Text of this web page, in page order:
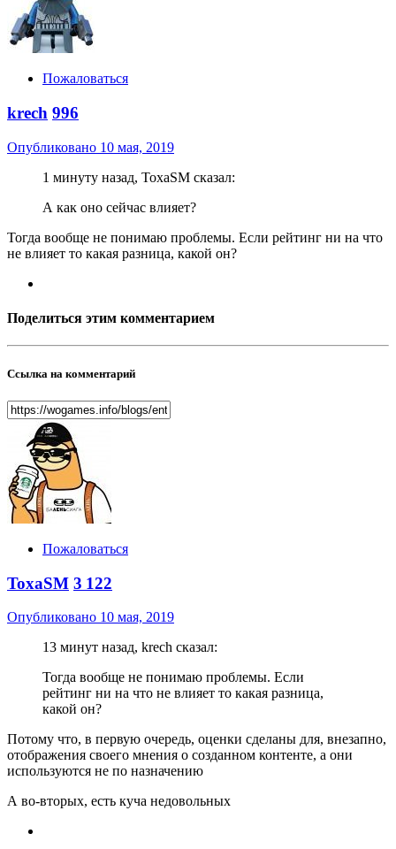
Пожаловаться
krech 996
Опубликовано 10 мая, 2019
1 минуту назад, ToxaSM сказал:
А как оно сейчас влияет?
Тогда вообще не понимаю проблемы. Если рейтинг ни на что
не влияет то какая разница, какой он?
Поделиться этим комментарием
Ссылка на комментарий
Пожаловаться
ToxaSM 3 122
Опубликовано 10 мая, 2019
13 минут назад, krech сказал:
Тогда вообще не понимаю проблемы. Если
рейтинг ни на что не влияет то какая разница,
какой он?
Потому что, в первую очередь, оценки сделаны для, внезапно,
отображения своего мнения о созданном контенте, а они
используются не по назначению
А во-вторых, есть куча недовольных